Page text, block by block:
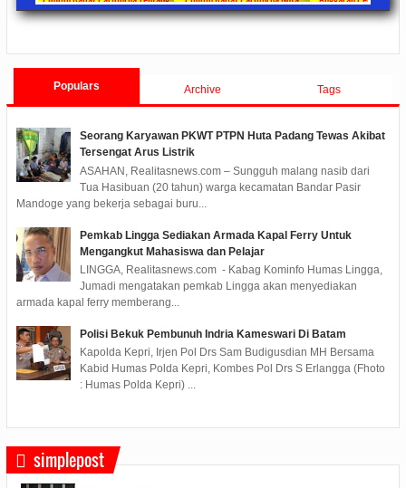
Umum Fraksi-
Pengantar LKPJ Walikota
Tahun 2020 Sebesar Rp 31,4 Miliar
Populars Archive Tags
Seorang Karyawan PKWT PTPN Huta Padang Tewas Akibat
Tersengat Arus Listrik
ASAHAN, Realitasnews.com – Sungguh malang nasib dari
Tua Hasibuan (20 tahun) warga kecamatan Bandar Pasir
Mandoge yang bekerja sebagai buru...
Pemkab Lingga Sediakan Armada Kapal Ferry Untuk
Mengangkut Mahasiswa dan Pelajar
LINGGA, Realitasnews.com - Kabag Kominfo Humas Lingga,
Jumadi mengatakan pemkab Lingga akan menyediakan
armada kapal ferry memberang...
Polisi Bekuk Pembunuh Indria Kameswari Di Batam
Kapolda Kepri, Irjen Pol Drs Sam Budigusdian MH Bersama
Kabid Humas Polda Kepri, Kombes Pol Drs S Erlangga (Fhoto
: Humas Polda Kepri) ...
simplepost